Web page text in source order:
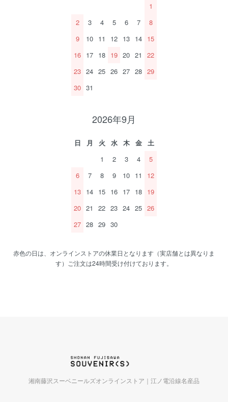
1
2
3 4 5 6 7
8
9
10 11 12 13 14 15
16 17 18 19 20 21
22
23 24 25 26 27 28 29
30 31
2026年9月
日 月 火 水 木 金
土
1
2 3 4
5
6
7 8 9 10 11
12
13 14 15 16 17 18 19
20 21 22 23 24 25 26
27 28 29 30
赤色の日は、オンラインストアの休業日となります（実店舗とは異なりま
す）ご注文は24時間受け付けております。
湘南藤沢スーベニールズオンラインストア｜江ノ電沿線名産品